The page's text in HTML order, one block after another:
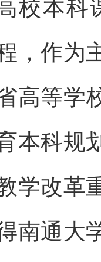
校本科
，作为
高等学
本科规
学改革
南通大